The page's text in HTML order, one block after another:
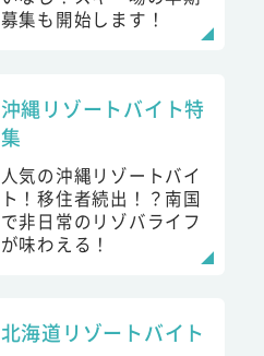
募集も開始します！
沖縄リゾートバイト特
集
人気の沖縄リゾートバイ
ト！移住者続出！？南国
で非日常のリゾバライフ
が味わえる！
北海道リゾートバイト